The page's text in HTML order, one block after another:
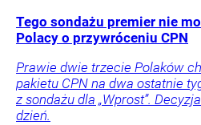
Tego sondażu premier nie
Polacy o przywróceniu CPN
Prawie dwie trzecie Polaków
pakietu CPN na dwa ostatnie
z sondażu dla „Wprost”.
dzień.